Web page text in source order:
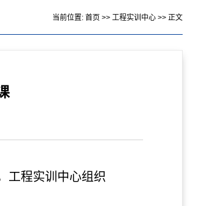
当前位置: 首页 >> 工程实训中心>> 正文
工程实训中心组织